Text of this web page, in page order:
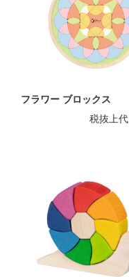
フラワー ブロックス
税抜上代